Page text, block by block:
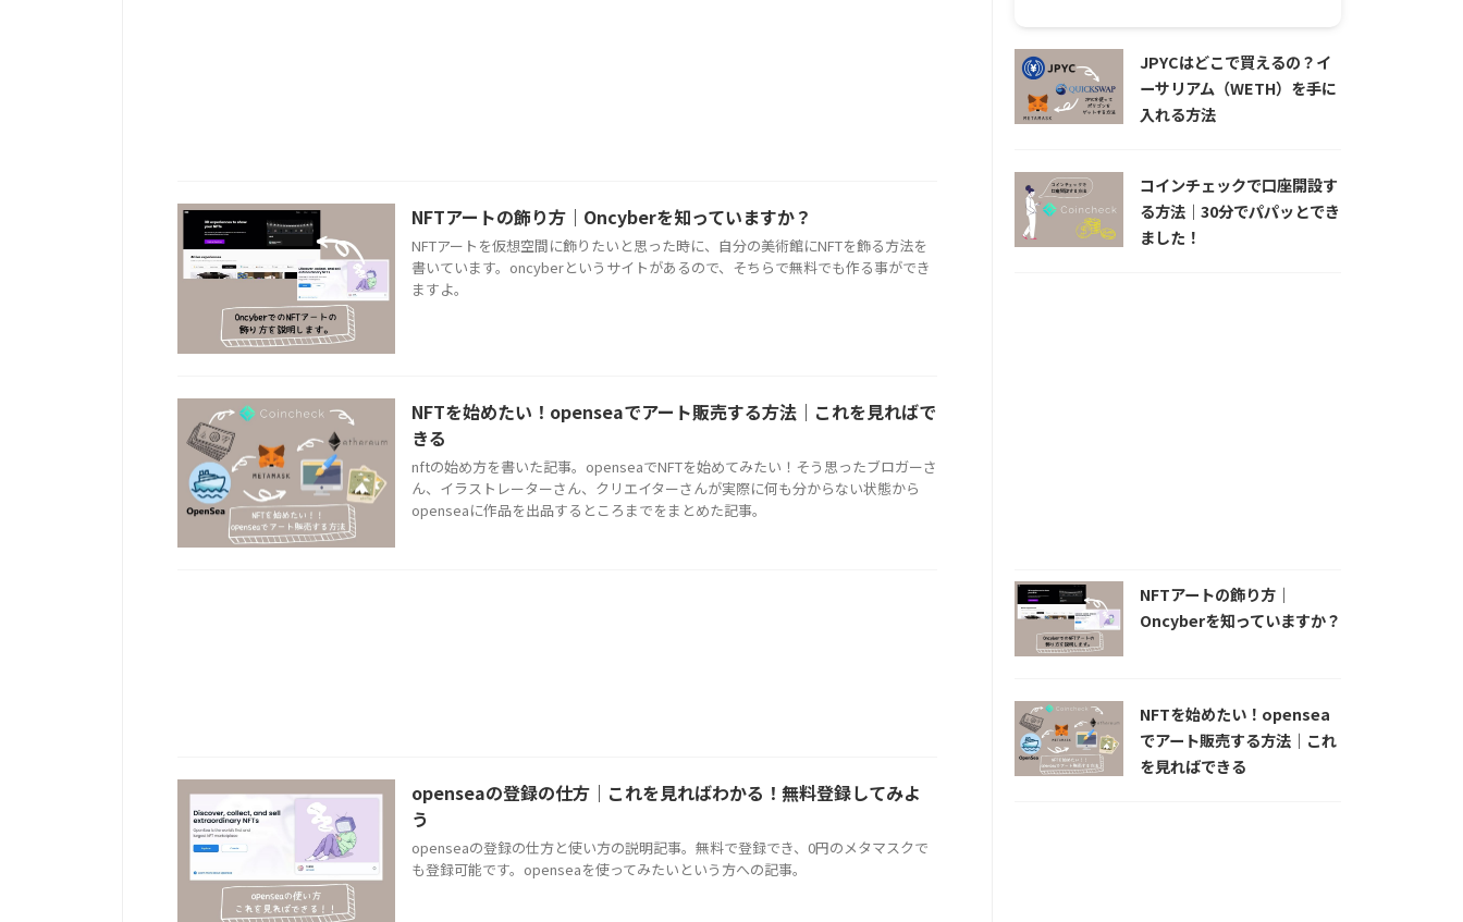
NFTアートの飾り方｜Oncyberを知っていますか？
NFTアートを仮想空間に飾りたいと思った時に、自分の美術館にNFTを飾る方法を
書いています。oncyberというサイトがあるので、そちらで無料でも作る事ができ
ますよ。
NFTを始めたい！openseaでアート販売する方法｜これを見ればで
きる
nftの始め方を書いた記事。openseaでNFTを始めてみたい！そう思ったブロガーさ
ん、イラストレーターさん、クリエイターさんが実際に何も分からない状態から
openseaに作品を出品するところまでをまとめた記事。
openseaの登録の仕方｜これを見ればわかる！無料登録してみよ
う
openseaの登録の仕方と使い方の説明記事。無料で登録でき、0円のメタマスクで
も登録可能です。openseaを使ってみたいという方への記事。
JPYCはどこで買えるの？イ
ーサリアム（WETH）を手に
入れる方法
コインチェックで口座開設す
る方法｜30分でパパッとでき
ました！
NFTアートの飾り方｜
Oncyberを知っていますか？
NFTを始めたい！opensea
でアート販売する方法｜これ
を見ればできる